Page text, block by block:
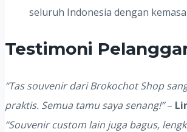
seluruh Indonesia dengan
Testimoni
“Tas souvenir dari Brokochot Shop
praktis. Semua tamu saya senang!”–
“Souvenir custom lain juga bagus,